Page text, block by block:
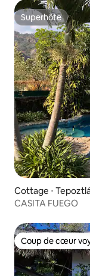
Superhôte
Superhôte
Cottage ⋅
CASITA FUEGO
Coup de cœur
Coup de cœur